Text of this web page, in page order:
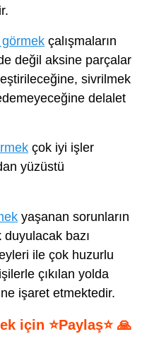
görmek çalışmaların
değil aksine parçalar
sivrilmek
delalet
çok iyi işler
yüzüstü
yaşanan sorunların
bazı
ile çok huzurlu
çıkılan yolda
işaret etmektedir.
için ⭐Paylaş⭐ 🙏